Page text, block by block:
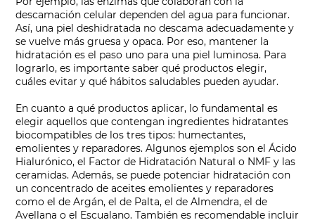
descamación celular dependen del agua para funcionar.
Así, una piel deshidratada no descama adecuadamente y
se vuelve más gruesa y opaca. Por eso, mantener la
hidratación es el paso uno para una piel luminosa. Para
lograrlo, es importante saber qué productos elegir,
cuáles evitar y qué hábitos saludables pueden ayudar.
En cuanto a qué productos aplicar, lo fundamental es
elegir aquellos que contengan ingredientes hidratantes
biocompatibles de los tres tipos: humectantes,
emolientes y reparadores. Algunos ejemplos son el Ácido
Hialurónico, el Factor de Hidratación Natural o NMF y las
ceramidas. Además, se puede potenciar hidratación con
un concentrado de aceites emolientes y reparadores
como el de Argán, el de Palta, el de Almendra, el de
Avellana o el Escualano. También es recomendable incluir